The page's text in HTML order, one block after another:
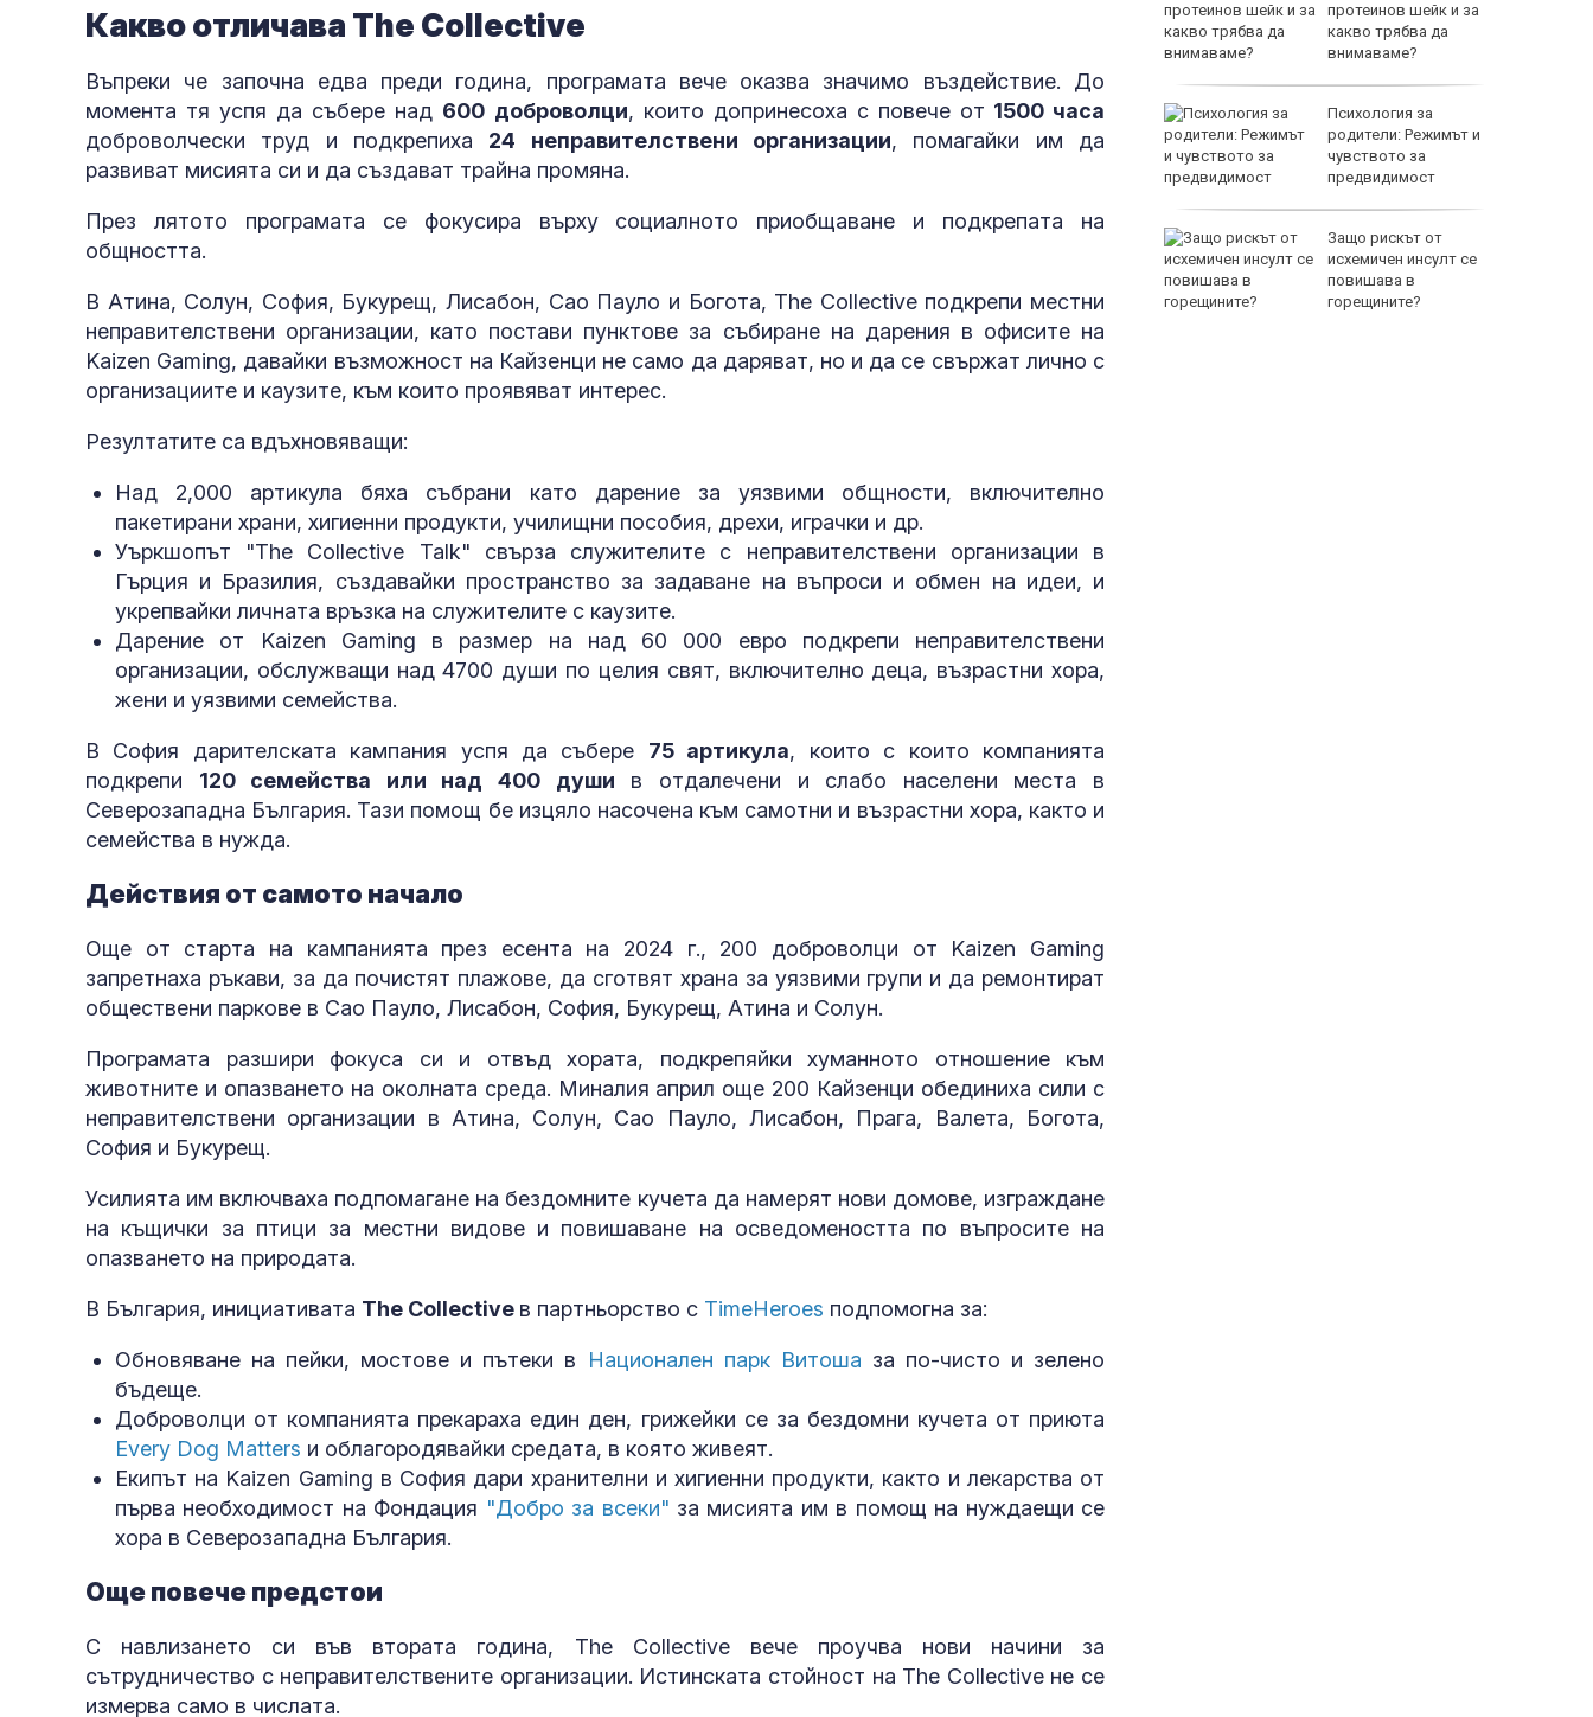
Какво отличава The Collective
Въпреки че започна едва преди година, програмата вече оказва значимо въздействие. До
момента тя успя да събере над 600 доброволци, които допринесоха с повече от 1500 часа
доброволчески труд и подкрепиха 24 неправителствени организации, помагайки им да
развиват мисията си и да създават трайна промяна.
През лятото програмата се фокусира върху социалното приобщаване и подкрепата на
общността.
В Атина, Солун, София, Букурещ, Лисабон, Сао Пауло и Богота, The Collective подкрепи местни
неправителствени организации, като постави пунктове за събиране на дарения в офисите на
Kaizen Gaming, давайки възможност на Кайзенци не само да даряват, но и да се свържат лично с
организациите и каузите, към които проявяват интерес.
Резултатите са вдъхновяващи:
Над 2,000 артикула бяха събрани като дарение за уязвими общности, включително
пакетирани храни, хигиенни продукти, училищни пособия, дрехи, играчки и др.
Уъркшопът "The Collective Talk" свърза служителите с неправителствени организации в
Гърция и Бразилия, създавайки пространство за задаване на въпроси и обмен на идеи, и
укрепвайки личната връзка на служителите с каузите.
Дарение от Kaizen Gaming в размер на над 60 000 евро подкрепи неправителствени
организации, обслужващи над 4700 души по целия свят, включително деца, възрастни хора,
жени и уязвими семейства.
В София дарителската кампания успя да събере 75 артикула, които с които компанията
подкрепи 120 семейства или над 400 души в отдалечени и слабо населени места в
Северозападна България. Тази помощ бе изцяло насочена към самотни и възрастни хора, както и
семейства в нужда.
Действия от самото начало
Още от старта на кампанията през есента на 2024 г., 200 доброволци от Kaizen Gaming
запретнаха ръкави, за да почистят плажове, да сготвят храна за уязвими групи и да ремонтират
обществени паркове в Сао Пауло, Лисабон, София, Букурещ, Атина и Солун.
Програмата разшири фокуса си и отвъд хората, подкрепяйки хуманното отношение към
животните и опазването на околната среда. Миналия април още 200 Кайзенци обединиха сили с
неправителствени организации в Атина, Солун, Сао Пауло, Лисабон, Прага, Валета, Богота,
София и Букурещ.
Усилията им включваха подпомагане на бездомните кучета да намерят нови домове, изграждане
на къщички за птици за местни видове и повишаване на осведомеността по въпросите на
опазването на природата.
В България, инициативата The Collective в партньорство с TimeHeroes подпомогна за:
Обновяване на пейки, мостове и пътеки в Национален парк Витоша за по-чисто и зелено
бъдеще.
Доброволци от компанията прекараха един ден, грижейки се за бездомни кучета от приюта
Every Dog Matters и облагородявайки средата, в която живеят.
Екипът на Kaizen Gaming в София дари хранителни и хигиенни продукти, както и лекарства от
първа необходимост на Фондация "Добро за всеки" за мисията им в помощ на нуждаещи се
хора в Северозападна България.
Още повече предстои
С навлизането си във втората година, Тhe Collective вече проучва нови начини за
сътрудничество с неправителствените организации. Истинската стойност на The Collective не се
измерва само в числата.
полети под радара
Как войните между
Иран и Украйна се
превърнаха в един
Меган Маркъл по
протеинов шейк и за
какво трябва да
внимаваме?
Психология за
родители: Режимът и
чувството за
предвидимост
Защо рискът от
исхемичен инсулт се
повишава в
горещините?